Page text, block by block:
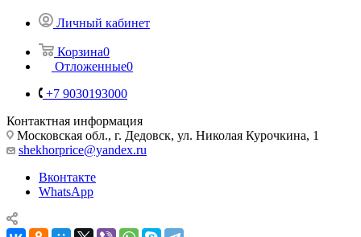
Личный кабинет
Корзина0
Отложенные0
+7 9030193000
Контактная информация
Московская обл., г. Дедовск, ул. Николая Курочкина, 1
shekhorprice@yandex.ru
Вконтакте
WhatsApp